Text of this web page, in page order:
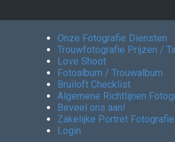
Onze Fotografie Diensten
Trouwfotografie Prijzen /
Love Shoot
Fotoalbum / Trouwalbum
Bruiloft Checklist
Algemene Richtlijnen
Beveel ons aan!
Zakelijke Portret Fotografie
Login